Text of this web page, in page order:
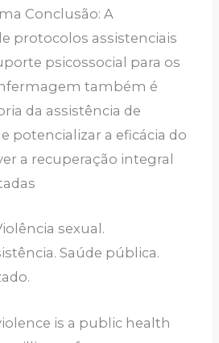
Conclusão: A
protocolos assistenciais
psicossocial para os
também é
da assistência de
potencializar a eficácia do
a recuperação integral
sexual.
Saúde pública.
is a public health